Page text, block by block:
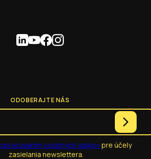
ODOBERAJTE NÁS
spracúvaním osobných údajovpre účely
zasielania newslettera.